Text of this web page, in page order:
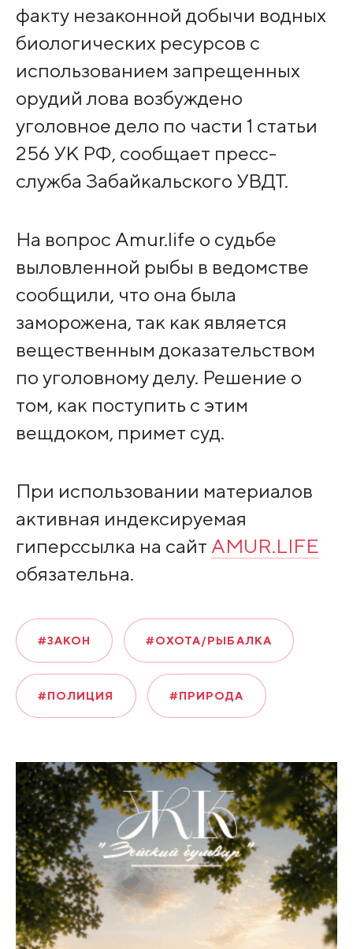
факту незаконной добычи водных
биологических ресурсов с
использованием запрещенных
орудий лова возбуждено
уголовное дело по части 1 статьи
256 УК РФ, сообщает пресс-
служба Забайкальского УВДТ.
На вопрос Amur.life о судьбе
выловленной рыбы в ведомстве
сообщили, что она была
заморожена, так как является
вещественным доказательством
по уголовному делу. Решение о
том, как поступить с этим
вещдоком, примет суд.
При использовании материалов
активная индексируемая
гиперссылка на сайт AMUR.LIFE
обязательна.
#ЗАКОН #ОХОТА/РЫБАЛКА
#ПОЛИЦИЯ #ПРИРОДА